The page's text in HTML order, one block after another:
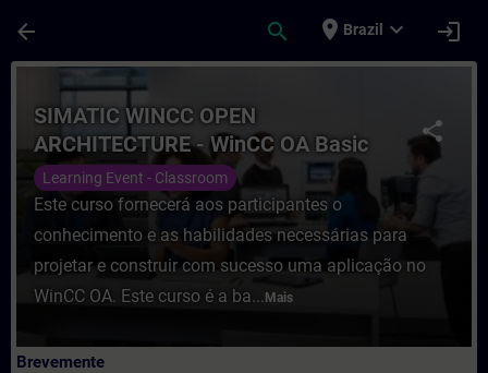
arrow_back search place Brazil expand_more login
Curso - SIMATIC WINCC OPEN
share
SIMATIC WINCC OPEN
ARCHITECTURE - WinCC OA Basic
Learning Event - Classroom
Este curso fornecerá aos participantes o
conhecimento e as habilidades necessárias para
projetar e construir com sucesso uma aplicação no
WinCC OA. Este curso é a ba... Mais
Brevemente